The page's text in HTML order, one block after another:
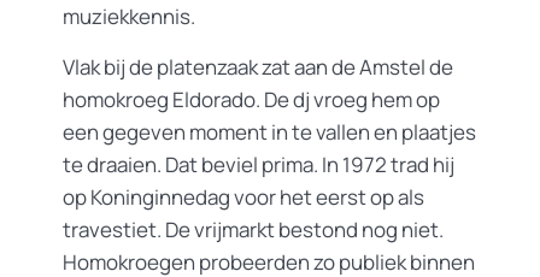
muziekkennis.
Vlak bij de platenzaak zat aan de Amstel de
homokroeg Eldorado. De dj vroeg hem op
een gegeven moment in te vallen en plaatjes
te draaien. Dat beviel prima. In 1972 trad hij
op Koninginnedag voor het eerst op als
travestiet. De vrijmarkt bestond nog niet.
Homokroegen probeerden zo publiek binnen